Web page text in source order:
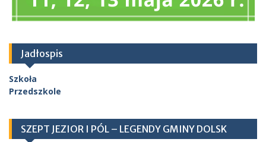
Jadłospis
Szkoła
Przedszkole
SZEPT JEZIOR I PÓL – LEGENDY GMINY DOLSK